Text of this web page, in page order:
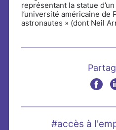
représentant la statue
l’université américaine de
astronautes » (dont Neil
#accès à